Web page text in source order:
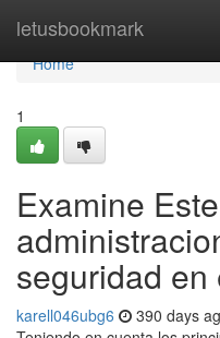
letusbookmark
Home
Home
1
Examine
seguridad en
karell046ubg6 390 days